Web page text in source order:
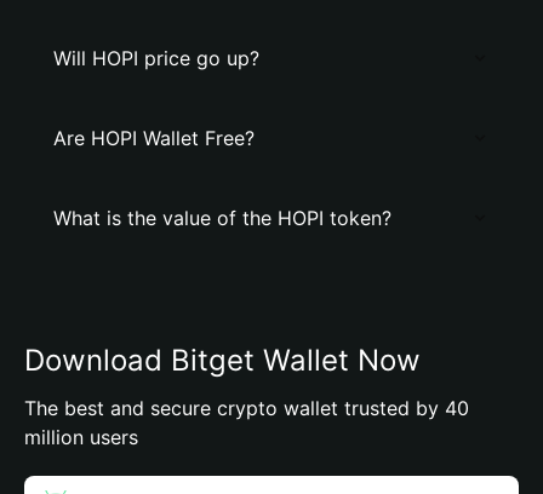
Will HOPI price go up?
Are HOPI Wallet Free?
What is the value of the HOPI token?
Download Bitget Wallet Now
The best and secure crypto wallet trusted by 40
million users